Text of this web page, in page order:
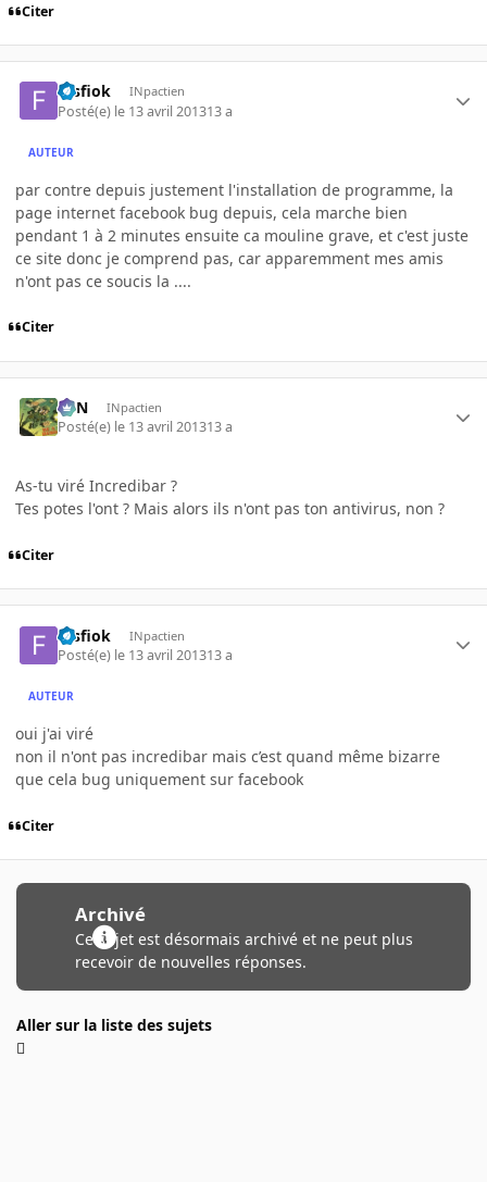
Citer
filsfiok INpactien
Posté(e) le 13 avril 201313 a
AUTEUR
par contre depuis justement l'installation de programme, la
page internet facebook bug depuis, cela marche bien
pendant 1 à 2 minutes ensuite ca mouline grave, et c'est juste
ce site donc je comprend pas, car apparemment mes amis
n'ont pas ce soucis la ....
Citer
RFN INpactien
Posté(e) le 13 avril 201313 a
As-tu viré Incredibar ?
Tes potes l'ont ? Mais alors ils n'ont pas ton antivirus, non ?
Citer
filsfiok INpactien
Posté(e) le 13 avril 201313 a
AUTEUR
oui j'ai viré
non il n'ont pas incredibar mais c’est quand même bizarre
que cela bug uniquement sur facebook
Citer
Archivé
Ce sujet est désormais archivé et ne peut plus
recevoir de nouvelles réponses.
Aller sur la liste des sujets